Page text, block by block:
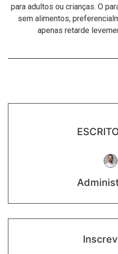
para adultos ou crianças. O
sem alimentos,
apenas retarde